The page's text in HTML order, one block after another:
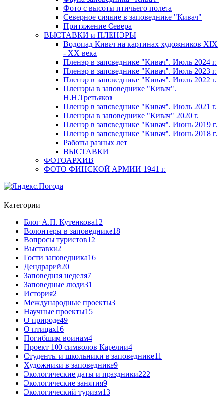
Фото с высоты птичьего полета
Северное сияние в заповеднике "Кивач"
Притяжение Севера
ВЫСТАВКИ и ПЛЕНЭРЫ
Водопад Кивач на картинах художников XIX
- XX века
Пленэр в заповеднике "Кивач". Июль 2024 г.
Пленэр в заповеднике "Кивач". Июль 2023 г.
Пленэр в заповеднике "Кивач". Июль 2022 г.
Пленэры в заповеднике "Кивач".
Н.Н.Третьяков
Пленэр в заповеднике "Кивач". Июль 2021 г.
Пленэры в заповеднике "Кивач" 2020 г.
Пленэр в заповеднике "Кивач". Июнь 2019 г.
Пленэр в заповеднике "Кивач". Июнь 2018 г.
Работы разных лет
ВЫСТАВКИ
ФОТОАРХИВ
ФОТО ФИНСКОЙ АРМИИ 1941 г.
Категории
Блог А.П. Кутенкова12
Волонтеры в заповеднике18
Вопросы туристов12
Выставки2
Гости заповедника16
Дендрарий20
Заповедная неделя7
Заповедные люди31
История2
Международные проекты3
Научные проекты15
О природе49
О птицах16
Погибшим воинам4
Проект 100 символов Карелии4
Студенты и школьники в заповеднике11
Художники в заповеднике9
Экологические даты и праздники222
Экологические занятия9
Экологический туризм13